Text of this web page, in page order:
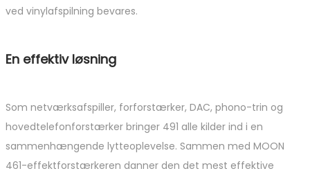
ved vinylafspilning bevares.
En effektiv løsning
Som netværksafspiller, forforstærker, DAC, phono-trin og
hovedtelefonforstærker bringer 491 alle kilder ind i en
sammenhængende lytteoplevelse. Sammen med MOON
461-effektforstærkeren danner den det mest effektive